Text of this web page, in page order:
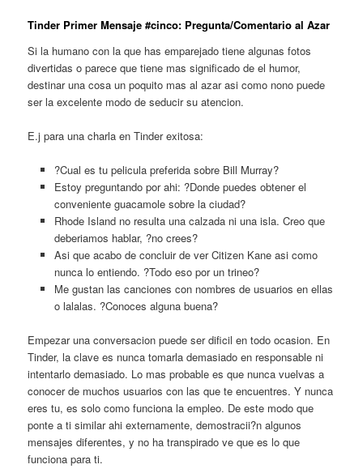
Tinder Primer Mensaje #cinco: Pregunta/Comentario al Azar
Si la humano con la que has emparejado tiene algunas fotos
divertidas o parece que tiene mas significado de el humor,
destinar una cosa un poquito mas al azar asi­ como nono puede
ser la excelente modo de seducir su atencion.
E.j para una charla en Tinder exitosa:
?Cual es tu pelicula preferida sobre Bill Murray?
Estoy preguntando por ahi: ?Donde puedes obtener el
conveniente guacamole sobre la ciudad?
Rhode Island no resulta una calzada ni una isla. Creo que
deberiamos hablar, ?no crees?
Asi que acabo de concluir de ver Citizen Kane asi­ como
nunca lo entiendo. ?Todo eso por un trineo?
Me gustan las canciones con nombres de usuarios en ellas
o lalalas. ?Conoces alguna buena?
Empezar una conversacion puede ser dificil en todo ocasion. En
Tinder, la clave es nunca tomarla demasiado en responsable ni
intentarlo demasiado. Lo mas probable es que nunca vuelvas a
conocer de muchos usuarios con las que te encuentres. Y nunca
eres tu, es solo como funciona la empleo. De este modo que
ponte a ti similar ahi externamente, demostracii?n algunos
mensajes diferentes, y no ha transpirado ve que es lo que
funciona para ti.